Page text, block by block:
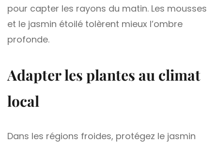
pour capter les rayons du matin. Les mousses
et le jasmin étoilé tolèrent mieux l’ombre
profonde.
Adapter les plantes au climat
local
Dans les régions froides, protégez le jasmin